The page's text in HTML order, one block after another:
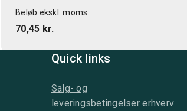
Beløb ekskl. moms
70,45 kr.
Quick links
Salg- og
leveringsbetingelser erhverv